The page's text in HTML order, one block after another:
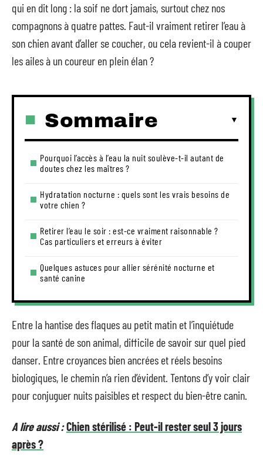
qui en dit long : la soif ne dort jamais, surtout chez nos
compagnons à quatre pattes. Faut-il vraiment retirer l’eau à
son chien avant d’aller se coucher, ou cela revient-il à couper
les ailes à un coureur en plein élan ?
Sommaire
Pourquoi l’accès à l’eau la nuit soulève-t-il autant de
doutes chez les maîtres ?
Hydratation nocturne : quels sont les vrais besoins de
votre chien ?
Retirer l’eau le soir : est-ce vraiment raisonnable ?
Cas particuliers et erreurs à éviter
Quelques astuces pour allier sérénité nocturne et
santé canine
Entre la hantise des flaques au petit matin et l’inquiétude
pour la santé de son animal, difficile de savoir sur quel pied
danser. Entre croyances bien ancrées et réels besoins
biologiques, le chemin n’a rien d’évident. Tentons d’y voir clair
pour conjuguer nuits paisibles et respect du bien-être canin.
A lire aussi :Chien stérilisé : Peut-il rester seul 3 jours
après ?